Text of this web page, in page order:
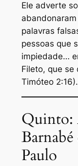
Ele adverte
palavras
pessoas que
impiedade…
Fileto, que se
Timóteo 2:16).
Quinto:
Barnabé
Paulo